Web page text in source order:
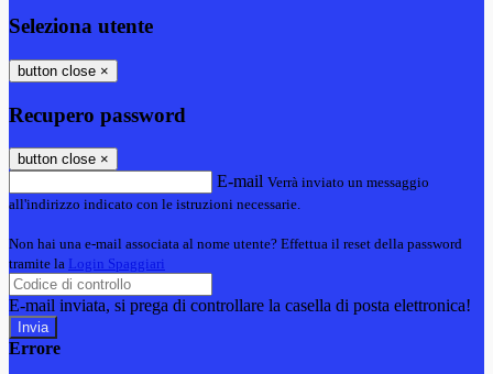
Seleziona utente
button close ×
Recupero password
button close ×
E-mail Verrà inviato un messaggio
all'indirizzo indicato con le istruzioni necessarie.
Non hai una e-mail associata al nome utente? Effettua il reset della password
tramite la Login Spaggiari
E-mail inviata, si prega di controllare la casella di posta elettronica!
Errore